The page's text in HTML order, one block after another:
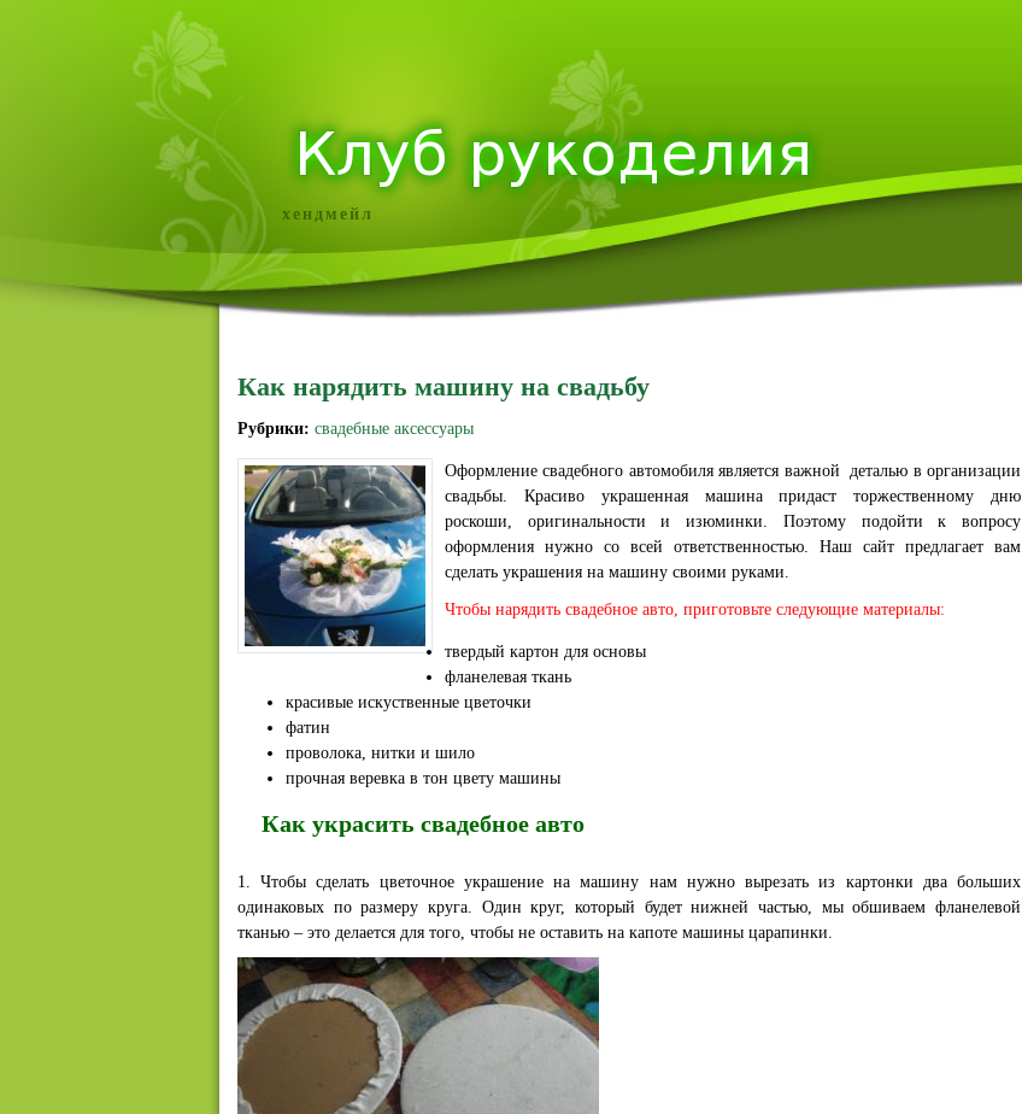
хендмейл
Как нарядить машину на свадьбу
Рубрики: свадебные аксессуары
Оформление свадебного автомобиля является важной деталью в организации
свадьбы. Красиво украшенная машина придаст торжественному дню
роскоши, оригинальности и изюминки. Поэтому подойти к вопросу
оформления нужно со всей ответственностью. Наш сайт предлагает вам
сделать украшения на машину своими руками.
Чтобы нарядить свадебное авто, приготовьте следующие материалы:
твердый картон для основы
фланелевая ткань
красивые искуственные цветочки
фатин
проволока, нитки и шило
прочная веревка в тон цвету машины
Как украсить свадебное авто
1. Чтобы сделать цветочное украшение на машину нам нужно вырезать из картонки два больших
одинаковых по размеру круга. Один круг, который будет нижней частью, мы обшиваем фланелевой
тканью – это делается для того, чтобы не оставить на капоте машины царапинки.